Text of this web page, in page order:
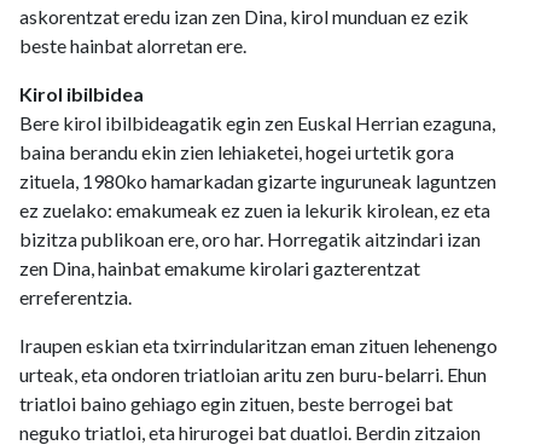
askorentzat eredu izan zen Dina, kirol munduan ez ezik
beste hainbat alorretan ere.
Kirol ibilbidea
Bere kirol ibilbideagatik egin zen Euskal Herrian ezaguna,
baina berandu ekin zien lehiaketei, hogei urtetik gora
zituela, 1980ko hamarkadan gizarte inguruneak laguntzen
ez zuelako: emakumeak ez zuen ia lekurik kirolean, ez eta
bizitza publikoan ere, oro har. Horregatik aitzindari izan
zen Dina, hainbat emakume kirolari gazterentzat
erreferentzia.
Iraupen eskian eta txirrindularitzan eman zituen lehenengo
urteak, eta ondoren triatloian aritu zen buru-belarri. Ehun
triatloi baino gehiago egin zituen, beste berrogei bat
neguko triatloi, eta hirurogei bat duatloi. Berdin zitzaion